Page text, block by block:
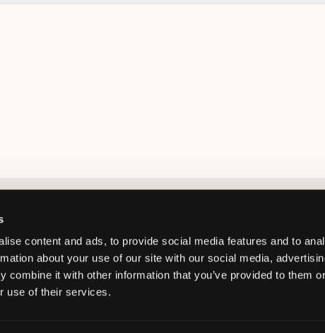
content and ads, to provide social media features and to
about your use of our site with our social media,
combine it with other information that you’ve provided to them
use of their services.